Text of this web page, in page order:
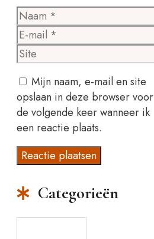
Naam
E-
mail
Site
Mijn naam, e-mail en site
opslaan in deze browser voor
de volgende keer wanneer ik
een reactie plaats.
Categorieën